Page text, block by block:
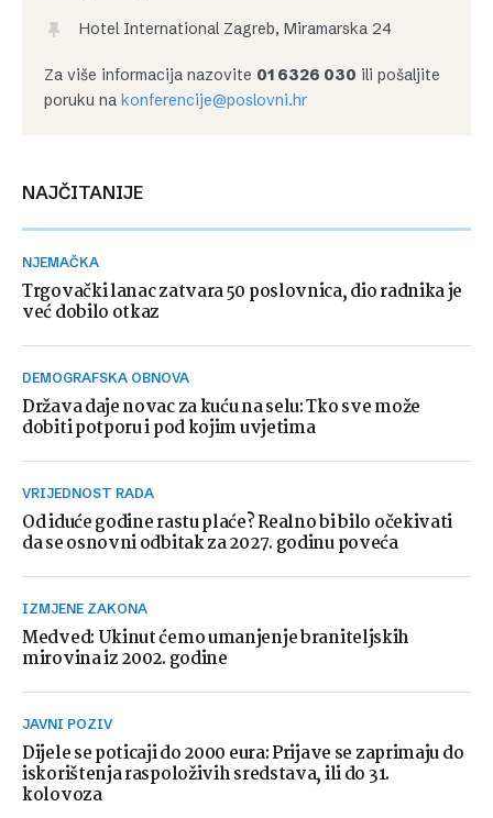
Hotel International Zagreb, Miramarska 24
Za više informacija nazovite 01 6326 030 ili pošaljite
poruku na konferencije@poslovni.hr
NAJČITANIJE
NJEMAČKA
Trgovački lanac zatvara 50 poslovnica, dio radnika je
već dobilo otkaz
DEMOGRAFSKA OBNOVA
Država daje novac za kuću na selu: Tko sve može
dobiti potporu i pod kojim uvjetima
VRIJEDNOST RADA
Od iduće godine rastu plaće? Realno bi bilo očekivati
da se osnovni odbitak za 2027. godinu poveća
IZMJENE ZAKONA
Medved: Ukinut ćemo umanjenje braniteljskih
mirovina iz 2002. godine
JAVNI POZIV
Dijele se poticaji do 2000 eura: Prijave se zaprimaju do
iskorištenja raspoloživih sredstava, ili do 31.
kolovoza